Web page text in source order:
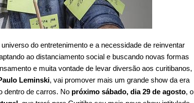
do entretenimento e a necessidade de reinventar
ao distanciamento social e buscando novas formas
e muita vontade de levar diversão aos curitibanos,
Leminski, vai promover mais um grande show da era
dentro de carros. No próximo sábado, dia 29 de agosto, o